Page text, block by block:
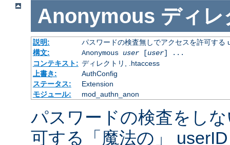
Anonymous ディレ
説明:
パスワードの検査無しでアクセスを許可する
構文:
Anonymous user[user] ...
コンテキスト: ディレクトリ, .htaccess
上書き:
AuthConfig
ステータス:
Extension
モジュール:
mod_authn_anon
パスワードの検査をし
可する「魔法の」